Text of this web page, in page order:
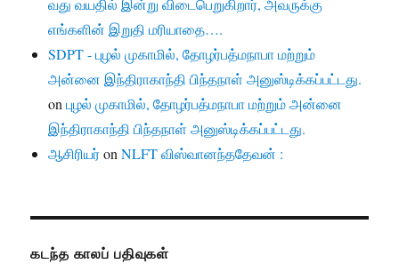
எங்களின் இறுதி மரியாதை….
SDPT - புழல் முகாமில், தோழர்பத்மநாபா மற்றும்
அன்னை இந்திராகாந்தி பிந்தநாள் அனுஸ்டிக்கப்பட்டது.
onபுழல் முகாமில், தோழர்பத்மநாபா மற்றும் அன்னை
இந்திராகாந்தி பிந்தநாள் அனுஸ்டிக்கப்பட்டது.
ஆசிரியர்onNLFT விஸ்வானந்ததேவன் :
கடந்த காலப் பதிவுகள்